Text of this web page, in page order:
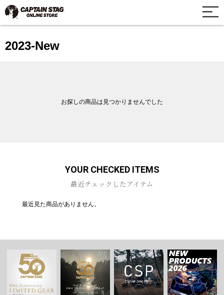
2023-New
お探しの商品は見つかりませんでした
YOUR CHECKED ITEMS
最近チェックしたアイテム
最近見た商品がありません。